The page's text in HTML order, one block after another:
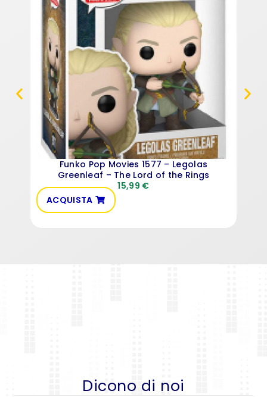
Funko Pop Movies 1577 – Legolas
Greenleaf – The Lord of the Rings
15,99 €
ACQUISTA
Dicono di noi